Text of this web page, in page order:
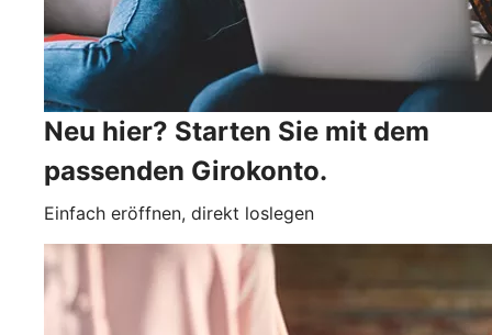
Neu hier? Starten Sie mit dem
passenden Girokonto.
Einfach eröffnen, direkt loslegen